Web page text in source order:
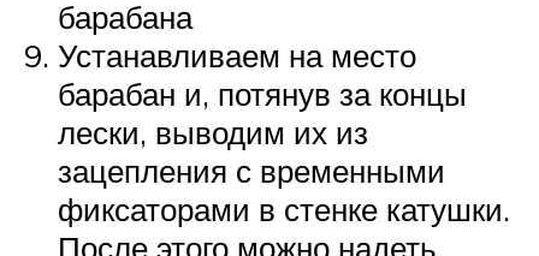
барабана
Устанавливаем на место
барабан и, потянув за концы
лески, выводим их из
зацепления с временными
фиксаторами в стенке катушки.
После этого можно надеть